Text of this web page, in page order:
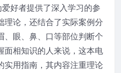
好者提供了深入学习的参
理论，还结合了实际案例分
、眼、鼻、口等部位判断个
面相知识的人来说，这本电
实用指南，其内容注重理论